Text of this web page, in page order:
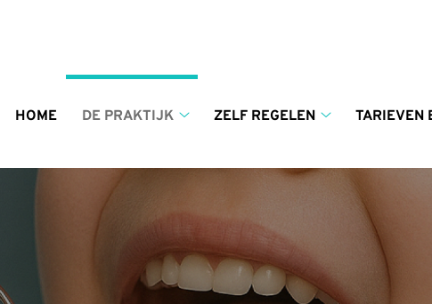
HOME
DE PRAKTIJK
submenu
ZELF REGELEN
submenu
TARIEVEN